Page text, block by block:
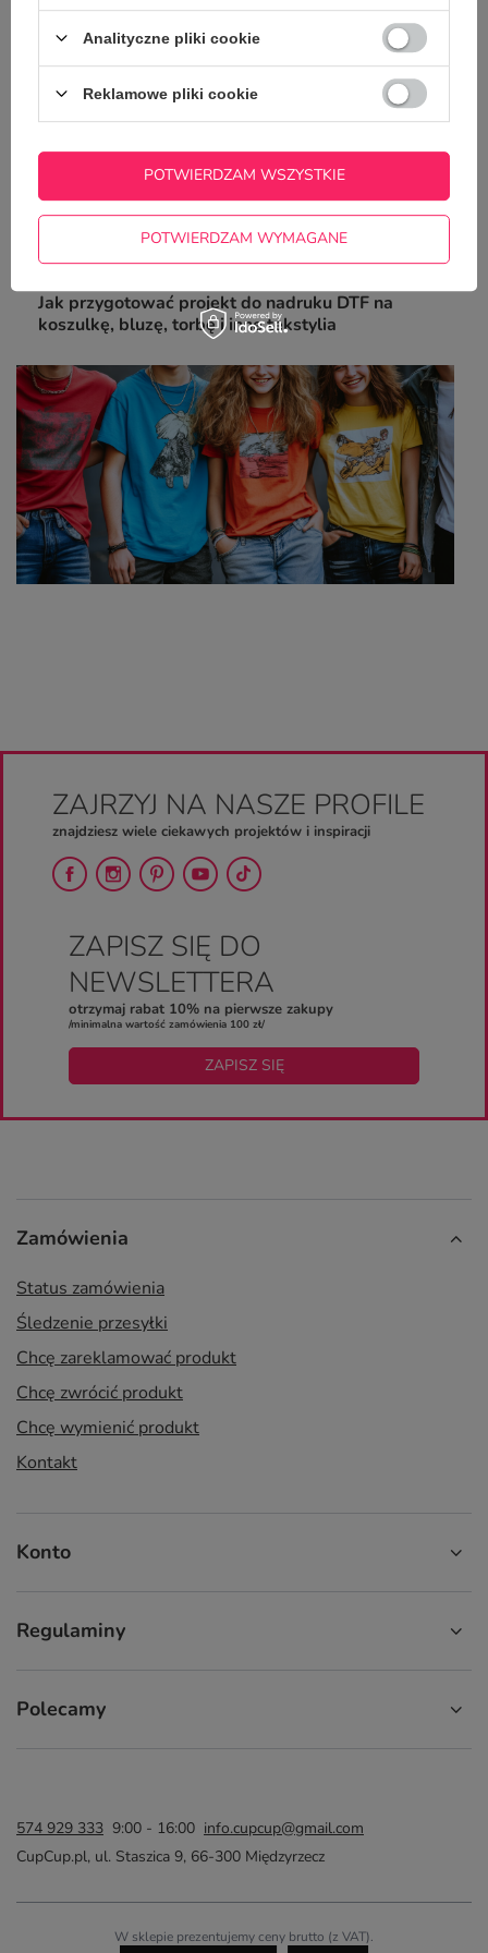
Jak przygotować projekt do nadruku DTF na
koszulkę, bluzę, torbę i inne tekstylia
ZAJRZYJ NA NASZE PROFILE
znajdziesz wiele ciekawych projektów i inspiracji
ZAPISZ SIĘ DO
NEWSLETTERA
otrzymaj rabat 10% na pierwsze zakupy
/minimalna wartość zamówienia 100 zł/
ZAPISZ SIĘ
Zamówienia
Status zamówienia
Śledzenie przesyłki
Chcę zareklamować produkt
Chcę zwrócić produkt
Chcę wymienić produkt
Kontakt
Konto
Regulaminy
Polecamy
574 929 333 9:00 - 16:00 info.cupcup@gmail.com
CupCup.pl, ul. Staszica 9, 66-300 Międzyrzecz
W sklepie prezentujemy ceny brutto (z VAT).
Analityczne pliki cookie
Reklamowe pliki cookie
POTWIERDZAM WYMAGANE
POTWIERDZAM WSZYSTKIE